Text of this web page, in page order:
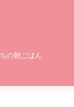
の朝ごはん